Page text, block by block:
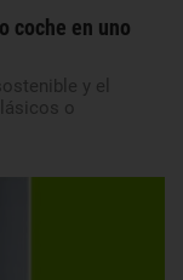
coche en uno
y el
o